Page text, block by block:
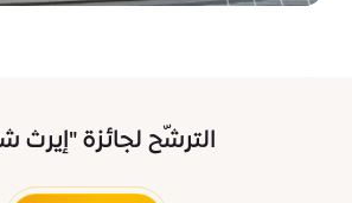
الترشّح لجائزة "إيرث